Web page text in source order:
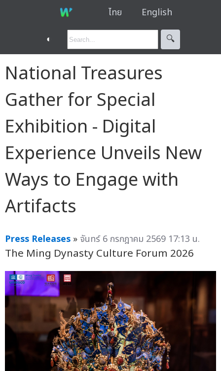
ไทย English
◐ 🔍︎
National Treasures
Gather for Special
Exhibition - Digital
Experience Unveils New
Ways to Engage with
Artifacts
Press Releases » จันทร์ 6 กรกฎาคม 2569 17:13 น.
The Ming Dynasty Culture Forum 2026